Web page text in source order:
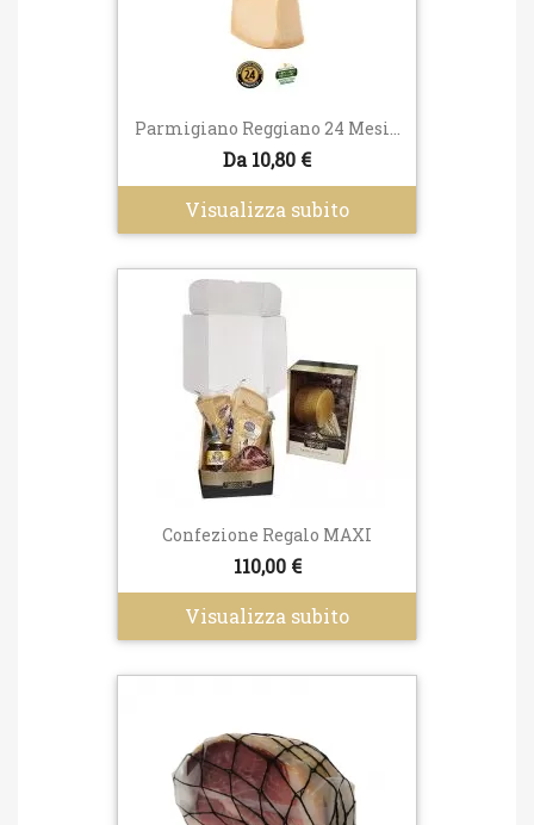
Parmigiano Reggiano 24 Mesi...
Da 10,80 €
Visualizza subito
Confezione Regalo MAXI
110,00 €
Visualizza subito